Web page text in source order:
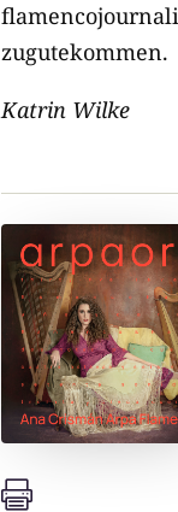
zugutekommen.
Katrin Wilke
